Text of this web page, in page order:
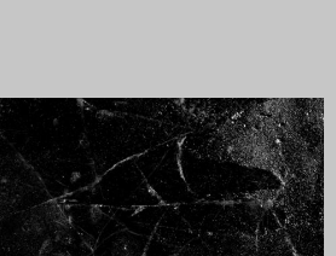
2018
Blog
Alumni